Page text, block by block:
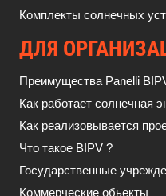
Комплекты солнечных
ДЛЯ
Преимущества Panelli
Как работает солнечная
Как реализовывается
Что такое BIPV ?
Государственные
Коммерческие обьекты